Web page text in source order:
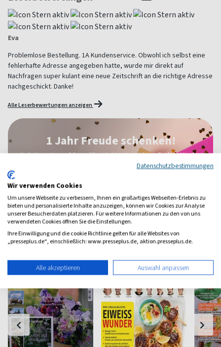
Eva
Problemlose Bestellung. 1A Kundenservice. Obwohl ich selbst eine
fehlerhafte Adresse angegeben hatte, wurde mir direkt auf
Nachfragen super kulant eine neue Zeitschrift an die richtige Adresse
nachgeschickt. Danke!
Alle Leserbewertungen anzeigen
1 Jahr Freude schenken!
Bei einer Auswahl von über 1.800 Magazinen finden Sie das
richtige Geschenk für jeden.
zum Geschenkabo-Finder
Weitere Koch-Magazine
Datenschutzbestimmungen
Wir verwenden Cookies
Um unsere Webseite zu verbessern, Ihnen ein großartiges Webseiten-Erlebnis zu
bieten und personalisierte Inhalte anzuzeigen, können wir Cookies zur Analyse
unserer Besucherdaten platzieren. Für weitere Informationen zu den von uns
verwendeten Cookies öffnen Sie die Einstellungen.
Ihre Einwilligung und die cookie Richtlinie gelten für alle Websites von
„presseplus.de“, einschließlich: www.presseplus.de, aktion.presseplus.de.
Alle akzeptieren Auswahl anpassen